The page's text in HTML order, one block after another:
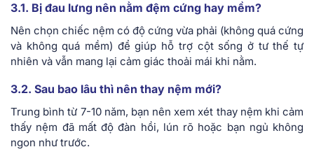
3.1. Bị đau lưng nên nằm đệm cứng hay mềm?
Nên chọn chiếc nệm có độ cứng vừa phải (không quá cứng
và không quá mềm) để giúp hỗ trợ cột sống ở tư thế tự
nhiên và vẫn mang lại cảm giác thoải mái khi nằm.
3.2. Sau bao lâu thì nên thay nệm mới?
Trung bình từ 7-10 năm, bạn nên xem xét thay nệm khi cảm
thấy nệm đã mất độ đàn hồi, lún rõ hoặc bạn ngủ không
ngon như trước.